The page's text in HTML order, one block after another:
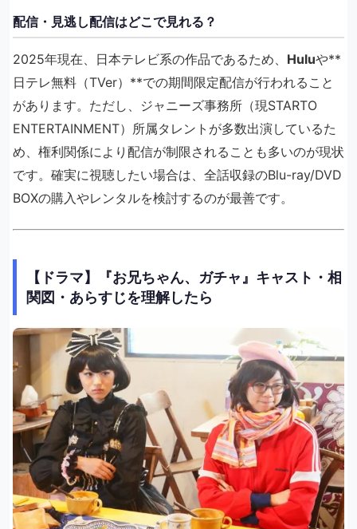
配信・見逃し配信はどこで見れる？
2025年現在、日本テレビ系の作品であるため、 Huluや**
日テレ無料（TVer）**での期間限定配信が行われること
があります。ただし、ジャニーズ事務所（現STARTO
ENTERTAINMENT）所属タレントが多数出演しているた
め、権利関係により配信が制限されることも多いのが現状
です。確実に視聴したい場合は、全話収録のBlu-ray/DVD
BOXの購入やレンタルを検討するのが最善です。
【ドラマ】『お兄ちゃん、ガチャ』キャスト・相
関図・あらすじを理解したら